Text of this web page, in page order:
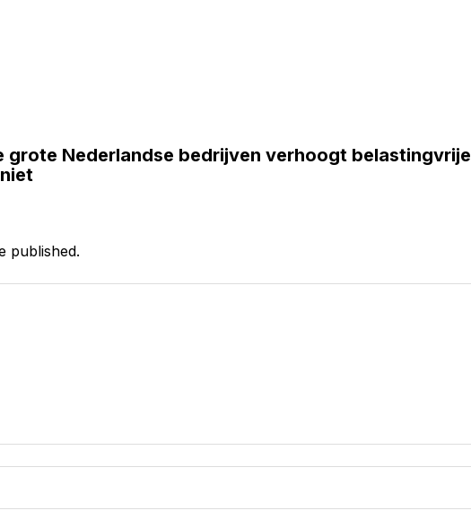
grote Nederlandse bedrijven verhoogt belastingvrije
published.